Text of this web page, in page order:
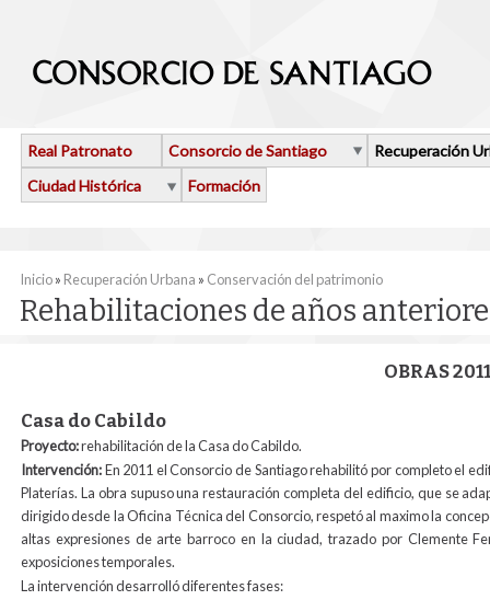
Real Patronato Consorcio de Santiago
Recuperación
Ciudad Histórica
Formación
Se encuentra usted aquí
Inicio» Recuperación Urbana » Conservación del patrimonio
Rehabilitaciones de años
OBRAS 2011
Casa do Cabildo
Proyecto:rehabilitación de la Casa do Cabildo.
Intervención:En 2011 el Consorcio de Santiago rehabilitó por completo el
Platerías. La obra supuso una restauración completa del edificio, que se
dirigido desde la Oficina Técnica del Consorcio, respetó al maximo la
altas expresiones de arte barroco en la ciudad, trazado por Clemente
exposiciones temporales.
La intervención desarrolló diferentes fases: